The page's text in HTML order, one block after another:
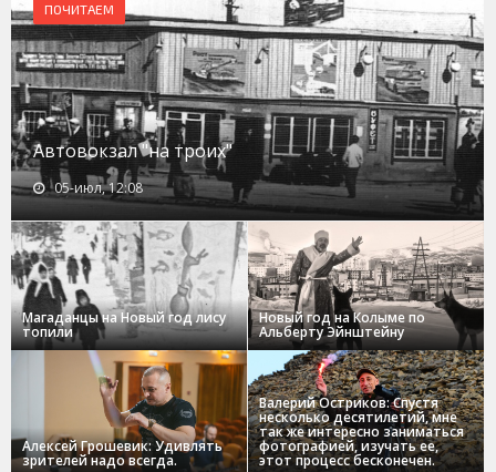
ПОЧИТАЕМ
Автовокзал "на троих"
05-июл, 12:08
Магаданцы на Новый год лису
топили
Новый год на Колыме по
Альберту Эйнштейну
Алексей Грошевик: Удивлять
зрителей надо всегда.
Валерий Остриков: Спустя
несколько десятилетий, мне
так же интересно заниматься
фотографией, изучать ее,
этот процесс бесконечен.